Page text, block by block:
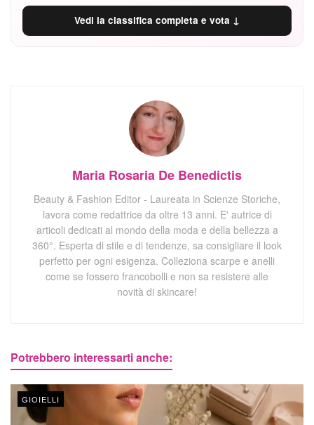
Vedi la classifica completa e vota ↓
Maria Rosaria De Benedictis
Beauty & Fashion Editor - Laureata in Scienze Storiche,
lavora come redattrice da oltre 13 anni. E' autrice di
articoli dedicati al mondo della moda e della bellezza a
360°. Esperta di stile e di tendenze, sa consigliare il look
perfetto per ogni esigenza. Colleziona scarpe e anelli
come se fossero francobolli e non sa resistere alle
novità di skincare!
Potrebbero interessarti anche:
GIOIELLI